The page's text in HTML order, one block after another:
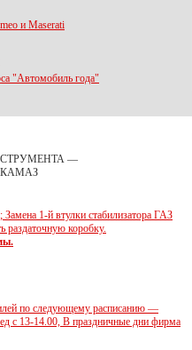
и Maserati
"Автомобиль года"
—
1-й втулки стабилизатора ГАЗ
раздаточную коробку.
по следующему расписанию —
с 13-14.00, В праздничные дни фирма